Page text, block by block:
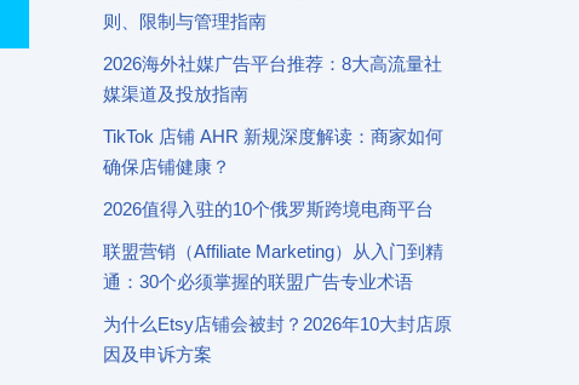
则、限制与管理指南
2026海外社媒广告平台推荐：8大高流量社
媒渠道及投放指南
TikTok 店铺 AHR 新规深度解读：商家如何
确保店铺健康？
2026值得入驻的10个俄罗斯跨境电商平台
联盟营销（Affiliate Marketing）从入门到精
通：30个必须掌握的联盟广告专业术语
为什么Etsy店铺会被封？2026年10大封店原
因及申诉方案